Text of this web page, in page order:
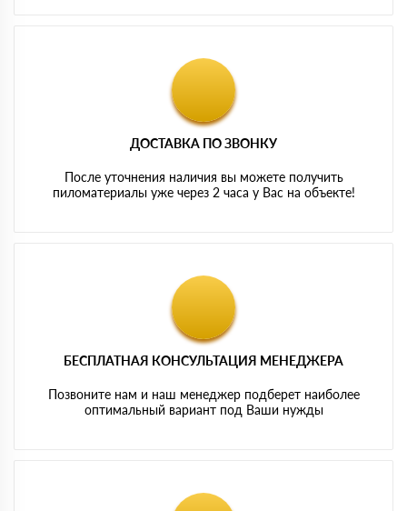
ДОСТАВКА ПО ЗВОНКУ
После уточнения наличия вы можете получить
пиломатериалы уже через 2 часа у Вас на объекте!
БЕСПЛАТНАЯ КОНСУЛЬТАЦИЯ МЕНЕДЖЕРА
Позвоните нам и наш менеджер подберет наиболее
оптимальный вариант под Ваши нужды